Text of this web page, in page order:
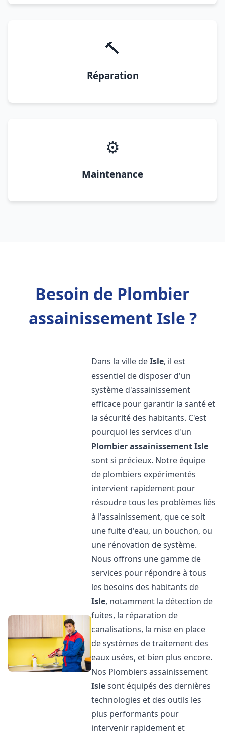
🔨
Réparation
⚙️
Maintenance
Besoin de Plombier
assainissement Isle ?
Dans la ville deIsle, il est
essentiel de disposer d'un
système d'assainissement
efficace pour garantir la santé et
la sécurité des habitants. C'est
pourquoi les services d'un
Plombier assainissementIsle
sont si précieux. Notre équipe
de plombiers expérimentés
intervient rapidement pour
résoudre tous les problèmes liés
à l'assainissement, que ce soit
une fuite d'eau, un bouchon, ou
une rénovation de système.
Nous offrons une gamme de
services pour répondre à tous
les besoins des habitants de
Isle, notamment la détection de
fuites, la réparation de
canalisations, la mise en place
de systèmes de traitement des
eaux usées, et bien plus encore.
Nos Plombiers assainissement
Islesont équipés des dernières
technologies et des outils les
plus performants pour
intervenir rapidement et